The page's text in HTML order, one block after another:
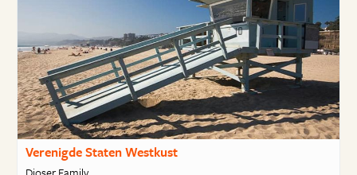
Verenigde Staten Westkust